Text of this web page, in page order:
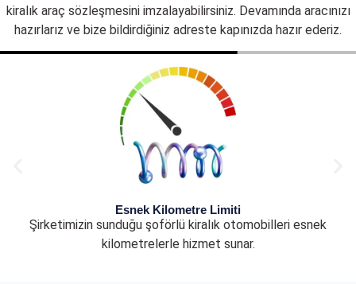
kiralık araç sözleşmesini imzalayabilirsiniz. Devamında aracınızı
hazırlarız ve bize bildirdiğiniz adreste kapınızda hazır ederiz.
Esnek Kilometre Limiti
Şirketimizin sunduğu şoförlü kiralık otomobilleri esnek
kilometrelerle hizmet sunar.